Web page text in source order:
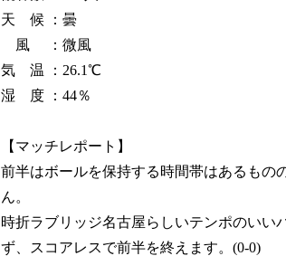
天 候 ：曇
風 ：微風
気 温 ：26.1℃
湿 度 ：44％
【マッチレポート】
前半はボールを保持する時間帯はあるもの
ん。
時折ラブリッジ名古屋らしいテンポのいい
ず、スコアレスで前半を終えます。(0-0)